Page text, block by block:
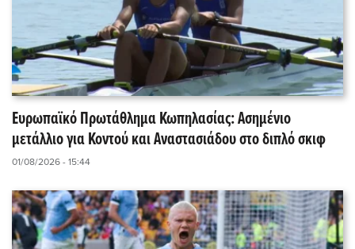
Ευρωπαϊκό Πρωτάθλημα Κωπηλασίας: Ασημένιο
μετάλλιο για Κοντού και Αναστασιάδου στο διπλό σκιφ
01/08/2026 - 15:44